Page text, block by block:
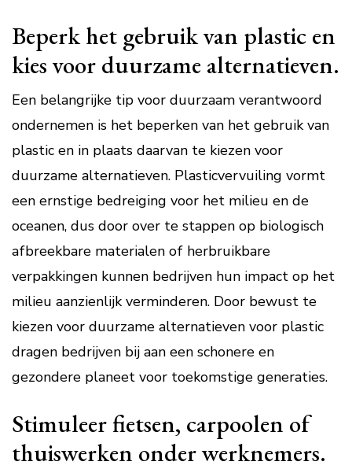
Beperk het gebruik van plastic en
kies voor duurzame alternatieven.
Een belangrijke tip voor duurzaam verantwoord
ondernemen is het beperken van het gebruik van
plastic en in plaats daarvan te kiezen voor
duurzame alternatieven. Plasticvervuiling vormt
een ernstige bedreiging voor het milieu en de
oceanen, dus door over te stappen op biologisch
afbreekbare materialen of herbruikbare
verpakkingen kunnen bedrijven hun impact op het
milieu aanzienlijk verminderen. Door bewust te
kiezen voor duurzame alternatieven voor plastic
dragen bedrijven bij aan een schonere en
gezondere planeet voor toekomstige generaties.
Stimuleer fietsen, carpoolen of
thuiswerken onder werknemers.